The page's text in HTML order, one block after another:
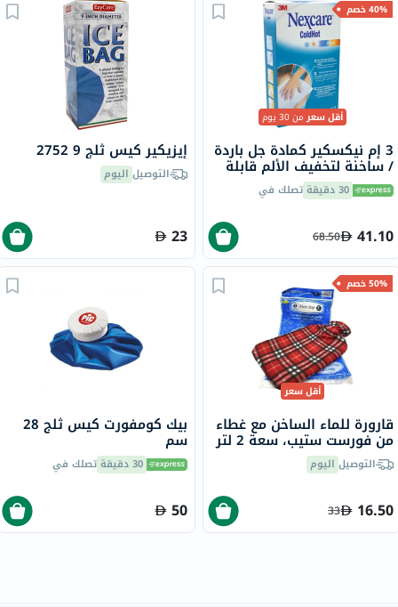
40% خصم
أقل سعرمن 30 يوم
3 إم نيكسكير كمادة جل باردة
/ ساخنة لتخفيف الألم قابلة
لإعادة الإستخدام، حجم
ماكسي30 دقيقة تصلك في
41.10
68.50
إيزيكير كيس ثلج 9 2752
التوصيل اليوم
23
50% خصم
أقل سعر
قارورة للماء الساخن مع غطاء
من فورست ستيب، سعة 2 لتر
التوصيل اليوم
16.50
33
بيك كومفورت كيس ثلج 28
سم
30 دقيقة تصلك في
50